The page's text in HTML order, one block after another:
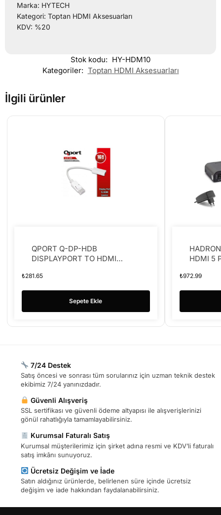
Marka: HYTECH
Kategori: Toptan HDMI Aksesuarları
KDV: %20
Stok kodu: HY-HDM10
Kategoriler: Toptan HDMI Aksesuarları
İlgili ürünler
QPORT Q-DP-HDB
DISPLAYPORT TO HDMI
₺281.65
Sepete Ekle
HDMI 5
₺972.99
7/24 Destek
Satış öncesi ve sonrası tüm sorularınız için uzman teknik destek
ekibimiz 7/24 yanınızdadır.
Güvenli Alışveriş
SSL sertifikası ve güvenli ödeme altyapısı ile alışverişlerinizi
gönül rahatlığıyla tamamlayabilirsiniz.
Kurumsal Faturalı Satış
Kurumsal müşterilerimiz için şirket adına resmi ve KDV’li faturalı
satış imkânı sunuyoruz.
Ücretsiz Değişim ve İade
Satın aldığınız ürünlerde, belirlenen süre içinde ücretsiz
değişim ve iade hakkından faydalanabilirsiniz.